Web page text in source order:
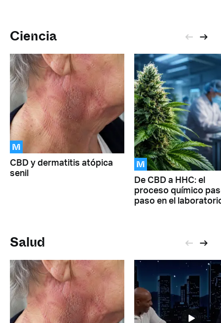
Ciencia
M
CBD y dermatitis atópica
senil
M
De CBD a HHC: el
proceso químico
paso en el
Salud